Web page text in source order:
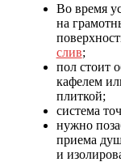
Во время
на
слив;
пол стоит
кафелем
плиткой;
система
нужно
приема
и